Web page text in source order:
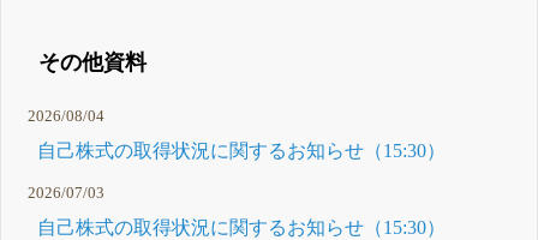
その他資料
2026/08/04
自己株式の取得状況に関するお知らせ（15:30）
2026/07/03
自己株式の取得状況に関するお知らせ（15:30）